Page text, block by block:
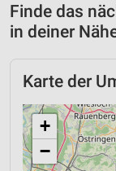
Finde das
in deiner
Karte der
+
−